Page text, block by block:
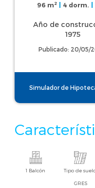
96 m2 4 dorm.
Año de
1975
Publicado: 20/05/
Simulador de
1 Balcón Tipo de
GRES